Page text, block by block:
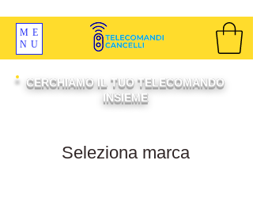
ME
NU
CERCHIAMO IL TUO TELECOMANDO
INSIEME